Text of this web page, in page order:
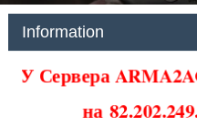
Information
У Сервера
на